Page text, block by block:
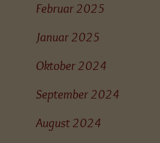
Februar 2025
Januar 2025
Oktober 2024
September 2024
August 2024